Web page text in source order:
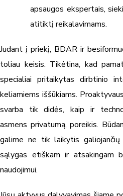
apsaugos ekspertais,
atitiktį reikalavimams.
Judant į priekį, BDAR ir
toliau keisis. Tikėtina, kad
specialiai pritaikytas dirbtinio
keliamiems iššūkiams.
svarba tik didės, kaip ir
asmens privatumą, poreikis.
galime ne tik laikytis
sąlygas etiškam ir atsakingam
naudojimui.